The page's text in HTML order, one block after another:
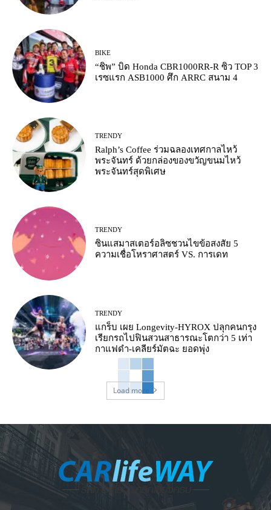
BIKE
“ชิพ” บิด Honda CBR1000RR-R ซิว TOP 3
เรซแรก ASB1000 ศึก ARRC สนาม 4
TRENDY
Ralph’s Coffee ร่วมฉลองเทศกาลไหว้
พระจันทร์ ด้วยกล่องของขวัญขนมไหว้
พระจันทร์สุดพิเศษ
TRENDY
ซินแสมาสเตอร์อลิซชวนไขข้อสงสัย 5
ความเชื่อโหราศาสตร์ VS. การเดท
TRENDY
แกร็บ เผย Longevity-HYROX ปลุกคนกรุง
เรียกรถไปฟินสวนสาธารณะโตกว่า 5 เท่า
กาแฟดำ-เคลียร์มัตฉะ ยอดพุ่ง
Load more